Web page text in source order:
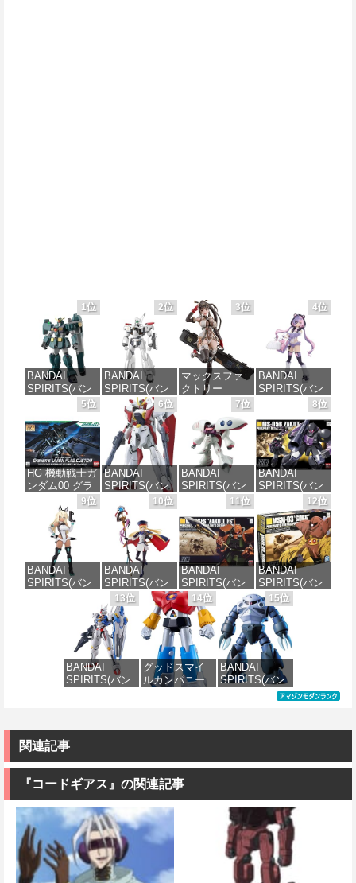
1位
BANDAI
SPIRITS(バン
ダイ スピリッ
ツ) HG 機動新
世紀ガンダムX
ガンダムレオ
パルド 1/144ス
ケール 色分け
済みプラモデ
ル
価格：¥3,880
2位
BANDAI
SPIRITS(バン
ダイ スピリッ
ツ) 機動警察パ
トレイバー
EZY RG 1/48
AV-98Plus (イ
ングラム・プ
ラス) 色分け済
みプラモデル
価格：¥6,500
3位
マックスファ
クトリー
MXちゃん 組み
立て式プラモ
デル ノンスケ
ール 全高約
160mm
価格：¥10,087
4位
BANDAI
SPIRITS(バン
ダイ スピリッ
ツ) 30MS SIS-
J00 メルンジ
ャ[カラーA] 色
分け済みプラ
モデル
価格：¥4,000
5位
HG 機動戦士ガ
ンダム00 グラ
ハム専用ユニ
オンフラッグ
カスタム 1/144
スケール 色分
け済みプラモ
デル
価格：¥1,800
6位
BANDAI
SPIRITS(バン
ダイ スピリッ
ツ) HGAW 機
動新世紀ガン
ダムX ガンダ
ムエアマスタ
ー 1/144スケー
ル 色分け済み
プラモデル
価格：¥3,600
7位
BANDAI
SPIRITS(バン
ダイ スピリッ
ツ) HGUC 195
機動戦士Zガン
ダム キュベレ
イ 1/144スケー
ル 色分け済み
プラモデル
価格：¥2,200
8位
BANDAI
SPIRITS(バン
ダイ スピリッ
ツ) HGUC 機動
戦士ガンダム
ザクI(黒い三連
星仕様) 1/144
スケール 色分
け済みプラモ
デル
価格：¥2,200
9位
BANDAI
SPIRITS(バン
エ[カラーC] 色
分け済みプラ
価格：¥4,500
10位
BANDAI
SPIRITS(バン
ダイ スピリッ
ツ) 30MS
Fate/Grand
Order アルトリ
ア・キャスタ
ー 色分け済み
プラモデル
11位
BANDAI
SPIRITS(バン
ダイ スピリッ
ツ) HGUC
1/144 ザクII
(ガルマ専用機)
(機動戦士ガン
ダム)
価格：¥2,982
12位
BANDAI
SPIRITS(バン
ダイ スピリッ
ツ) HGUC 機動
戦士ガンダム
MSM-03 ゴッ
グ 1/144スケー
ル 色分け済み
プラモデル
価格：¥2,300
13位
BANDAI
SPIRITS(バン
機動戦士ガン
ダム 水星の魔
アリアル 1/100
スケール 色分
け済みプラモ
デル
価格：¥4,822
14位
グッドスマイ
ルカンパニー
イアポロン 組
ケール 全高約
175mm
価格：¥8,820
15位
BANDAI
SPIRITS(バン
ダイ スピリッ
MSM-07 ズゴ
みプラモデル
関連記事
『コードギアス』の関連記事